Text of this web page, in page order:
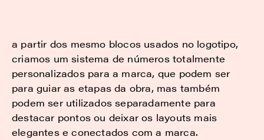
a partir dos mesmo blocos usados no logotipo,
criamos um sistema de números totalmente
personalizados para a marca, que podem ser
para guiar as etapas da obra, mas também
podem ser utilizados separadamente para
destacar pontos ou deixar os layouts mais
elegantes e conectados com a marca.